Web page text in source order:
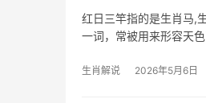
红日三竿指的是生肖马,
一词，常被用来形容天
生肖解说 2026年5月6日